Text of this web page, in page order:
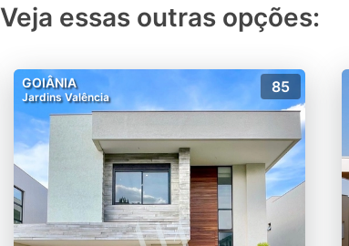
Veja essas outras opções:
GOIÂNIA
Jardins Valência
85